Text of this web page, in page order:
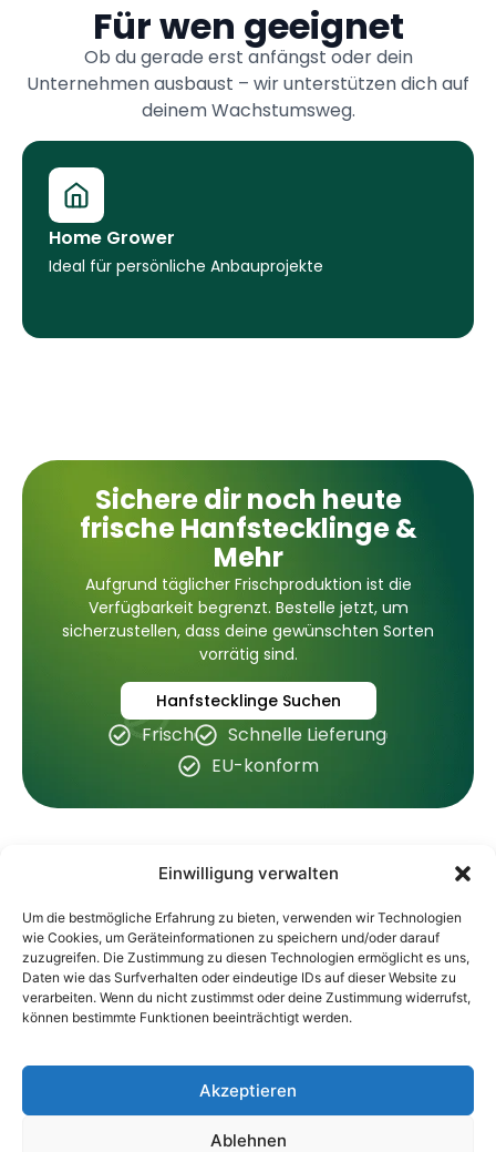
Einwilligung verwalten
Um die bestmögliche Erfahrung zu bieten, verwenden wir Technologien
wie Cookies, um Geräteinformationen zu speichern und/oder darauf
zuzugreifen. Die Zustimmung zu diesen Technologien ermöglicht es uns,
Daten wie das Surfverhalten oder eindeutige IDs auf dieser Website zu
verarbeiten. Wenn du nicht zustimmst oder deine Zustimmung widerrufst,
können bestimmte Funktionen beeinträchtigt werden.
Akzeptieren
Ablehnen
Für wen geeignet
Ob du gerade erst anfängst oder dein
Unternehmen ausbaust – wir unterstützen dich auf
deinem Wachstumsweg.
Home Grower
Ideal für persönliche Anbauprojekte
Sichere dir noch heute
frische Hanfstecklinge &
Mehr
Aufgrund täglicher Frischproduktion ist die
Verfügbarkeit begrenzt. Bestelle jetzt, um
sicherzustellen, dass deine gewünschten Sorten
vorrätig sind.
Hanfstecklinge Suchen
Frisch
Schnelle Lieferung
EU-konform
Professionelle
Hanfklonzucht
für Anbauer in
ganz Europa.
Shop
Hanfstecklinge
CBD Stecklinge
THC SAMEN
Information
Über Uns
FAQ
Support
Blog